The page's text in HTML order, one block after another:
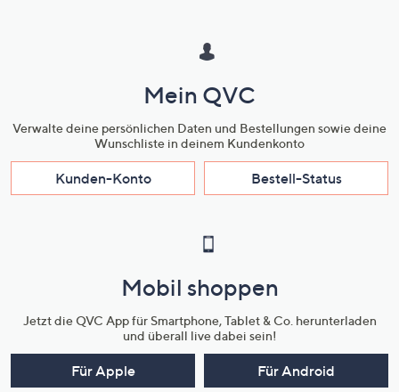
Mein QVC
Verwalte deine persönlichen Daten und Bestellungen sowie deine
Wunschliste in deinem Kundenkonto
Kunden-Konto Bestell-Status
Mobil shoppen
Jetzt die QVC App für Smartphone, Tablet & Co. herunterladen
und überall live dabei sein!
Für Apple Für Android